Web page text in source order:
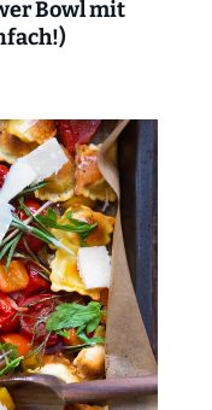
Bowl mit